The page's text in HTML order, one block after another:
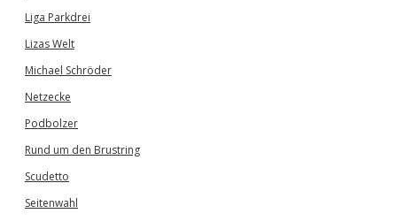
Liga Parkdrei
Lizas Welt
Michael Schröder
Netzecke
Podbolzer
Rund um den Brustring
Scudetto
Seitenwahl